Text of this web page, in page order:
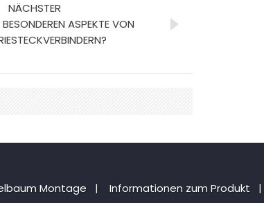
NÄCHSTER
ASPEKTE VON
Montage | Informationen zum Produkt |